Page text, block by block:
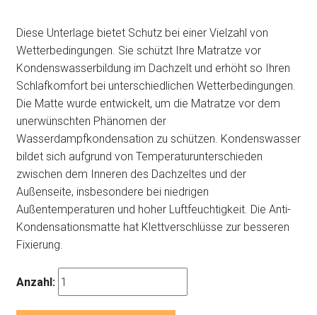
Diese Unterlage bietet Schutz bei einer Vielzahl von
Wetterbedingungen. Sie schützt Ihre Matratze vor
Kondenswasserbildung im Dachzelt und erhöht so Ihren
Schlafkomfort bei unterschiedlichen Wetterbedingungen.
Die Matte wurde entwickelt, um die Matratze vor dem
unerwünschten Phänomen der
Wasserdampfkondensation zu schützen. Kondenswasser
bildet sich aufgrund von Temperaturunterschieden
zwischen dem Inneren des Dachzeltes und der
Außenseite, insbesondere bei niedrigen
Außentemperaturen und hoher Luftfeuchtigkeit. Die Anti-
Kondensationsmatte hat Klettverschlüsse zur besseren
Fixierung.
Anzahl: